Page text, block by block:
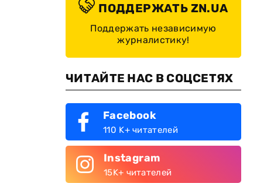
ПОДДЕРЖАТЬ ZN.UA
Поддержать независимую
журналистику!
ЧИТАЙТЕ НАС В СОЦСЕТЯХ
Facebook
110 K+ читателей
Instagram
15K+ читателей